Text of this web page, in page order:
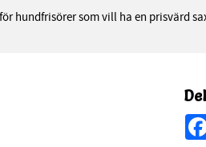
hundfrisörer som vill ha en prisvärd